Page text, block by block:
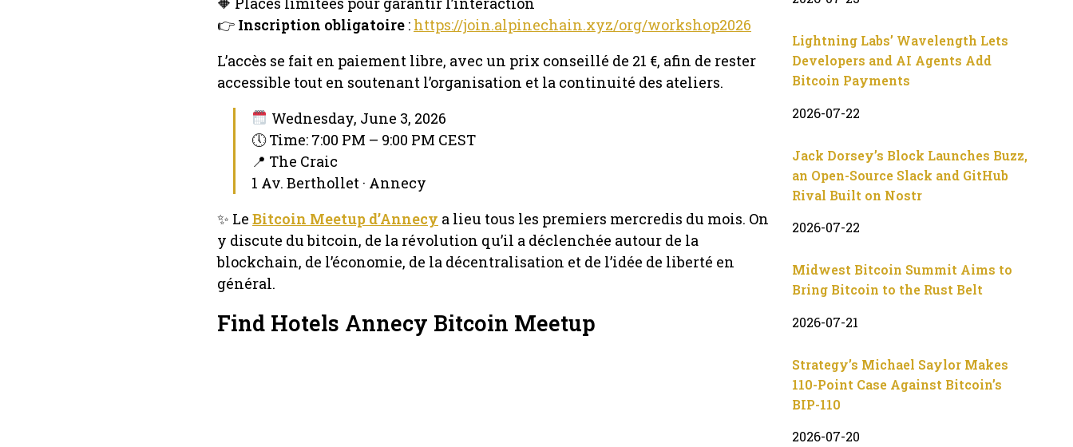
👉 Inscription obligatoire : https://join.alpinechain.xyz/org/workshop2026
L’accès se fait en paiement libre, avec un prix conseillé de 21 €, afin de rester
accessible tout en soutenant l’organisation et la continuité des ateliers.
Wednesday, June 3, 2026
🕔 Time: 7:00 PM – 9:00 PM CEST
📍 The Craic
1 Av. Berthollet · Annecy
✨ Le Bitcoin Meetup d’Annecy a lieu tous les premiers mercredis du mois. On
y discute du bitcoin, de la révolution qu’il a déclenchée autour de la
blockchain, de l’économie, de la décentralisation et de l’idée de liberté en
général.
Find Hotels Annecy Bitcoin Meetup
Lightning Labs’ Wavelength Lets
Developers and AI Agents Add
Bitcoin Payments
2026-07-22
Jack Dorsey’s Block Launches Buzz,
an Open-Source Slack and GitHub
Rival Built on Nostr
2026-07-22
Midwest Bitcoin Summit Aims to
Bring Bitcoin to the Rust Belt
2026-07-21
Strategy’s Michael Saylor Makes
110-Point Case Against Bitcoin’s
BIP-110
2026-07-20